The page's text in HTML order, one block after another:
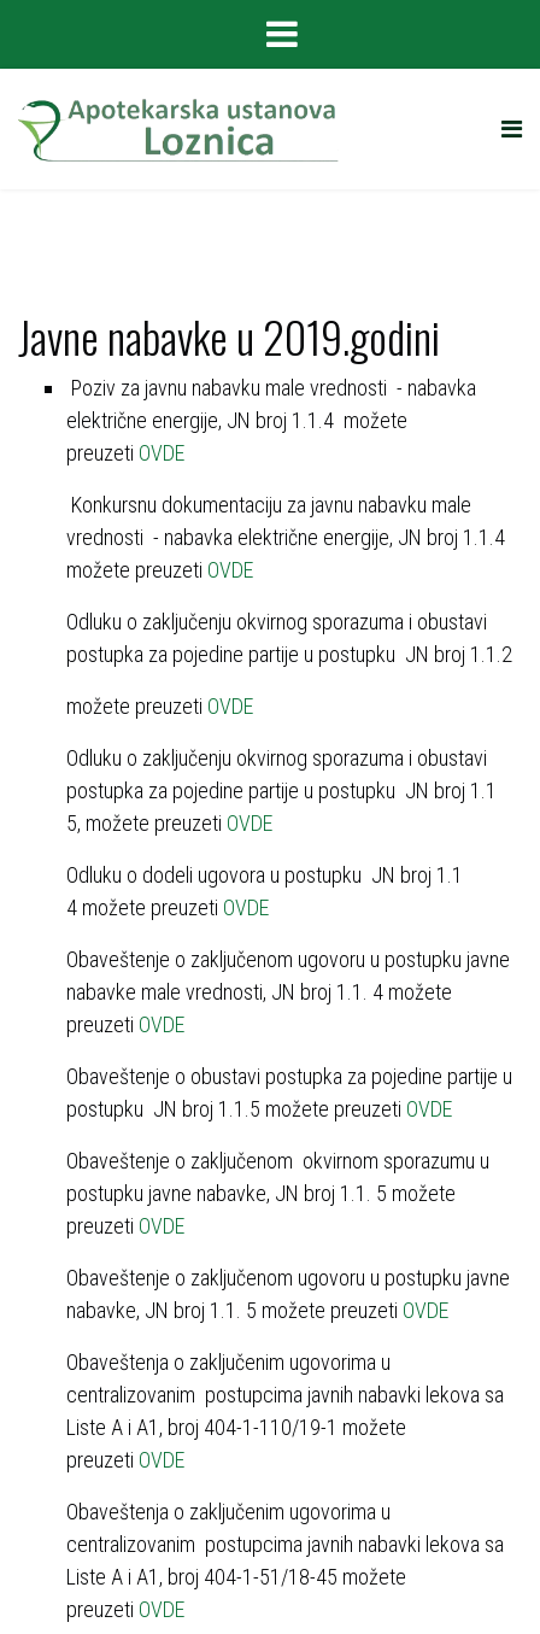
Javne nabavke u 2019.godini
Poziv za javnu nabavku male vrednosti - nabavka
električne energije, ЈN broj 1.1.4 možete
preuzeti OVDE
Konkursnu dokumentaciju za javnu nabavku male
vrednosti - nabavka električne energije, ЈN broj 1.1.4
možete preuzeti OVDE
Odluku o zaključenju okvirnog sporazuma i obustavi
postupka za pojedine partije u postupku ЈN broj 1.1.2
možete preuzeti OVDE
Odluku o zaključenju okvirnog sporazuma i obustavi
postupka za pojedine partije u postupku ЈN broj 1.1
5, možete preuzeti OVDE
Odluku o dodeli ugovora u postupku ЈN broj 1.1
4 možete preuzeti OVDE
Obaveštenje o zaključenom ugovoru u postupku javne
nabavke male vrednosti, ЈN broj 1.1. 4 možete
preuzeti OVDE
Obaveštenje o obustavi postupka za pojedine partije u
postupku ЈN broj 1.1.5 možete preuzeti OVDE
Obaveštenje o zaključenom okvirnom sporazumu u
postupku javne nabavke, ЈN broj 1.1. 5 možete
preuzeti OVDE
Obaveštenje o zaključenom ugovoru u postupku javne
nabavke, ЈN broj 1.1. 5 možete preuzeti OVDE
Obaveštenja o zaključenim ugovorima u
centralizovanim postupcima javnih nabavki lekova sa
Liste A i A1, broj 404-1-110/19-1 možete
preuzeti OVDE
Obaveštenja o zaključenim ugovorima u
centralizovanim postupcima javnih nabavki lekova sa
Liste A i A1, broj 404-1-51/18-45 možete
preuzeti OVDE